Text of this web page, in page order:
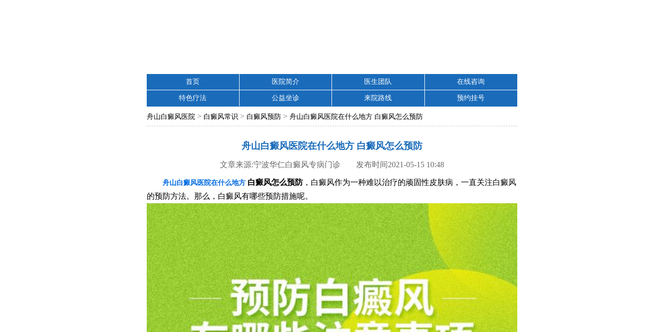
首页 医院简介 医生团队 在线咨询
特色疗法 公益坐诊 来院路线 预约挂号
舟山白癜风医院 > 白癜风常识 > 白癜风预防 > 舟山白癜风医院在什么地方 白癜风怎么预防
舟山白癜风医院在什么地方 白癜风怎么预防
文章来源:宁波华仁白癜风专病门诊 发布时间2021-05-15 10:48
舟山白癜风医院在什么地方 白癜风怎么预防，白癜风作为一种难以治疗的顽固性皮肤病，一直关注白癜风
的预防方法。那么，白癜风有哪些预防措施呢。